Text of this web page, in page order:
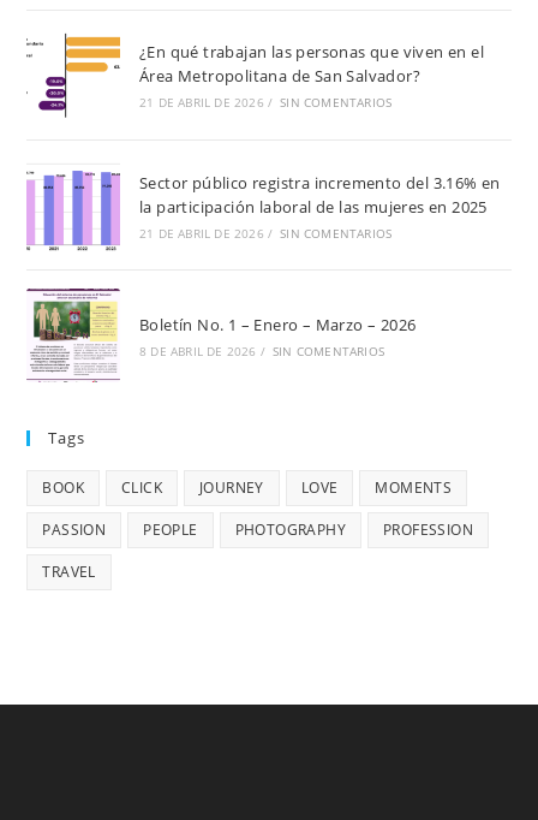
¿En qué trabajan las personas que viven en el
Área Metropolitana de San Salvador?
21 DE ABRIL DE 2026 / SIN COMENTARIOS
Sector público registra incremento del 3.16% en
la participación laboral de las mujeres en 2025
21 DE ABRIL DE 2026 / SIN COMENTARIOS
Boletín No. 1 – Enero – Marzo – 2026
8 DE ABRIL DE 2026 / SIN COMENTARIOS
Tags
BOOK CLICK JOURNEY LOVE MOMENTS
PASSION PEOPLE PHOTOGRAPHY PROFESSION
TRAVEL